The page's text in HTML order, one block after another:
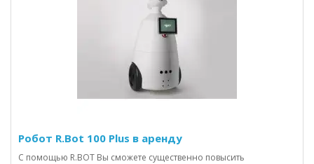
Робот R.Bot 100 Plus в аренду
С помощью R.BOT Вы сможете существенно повысить